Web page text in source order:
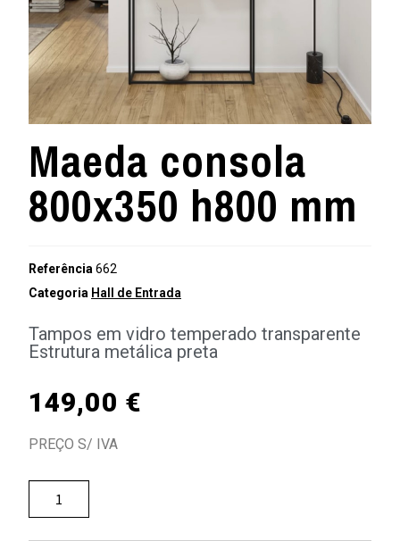
Maeda consola
800x350 h800 mm
Referência662
Categoria Hall de Entrada
Tampos em vidro temperado transparente
Estrutura metálica preta
149,00 €
PREÇO S/ IVA